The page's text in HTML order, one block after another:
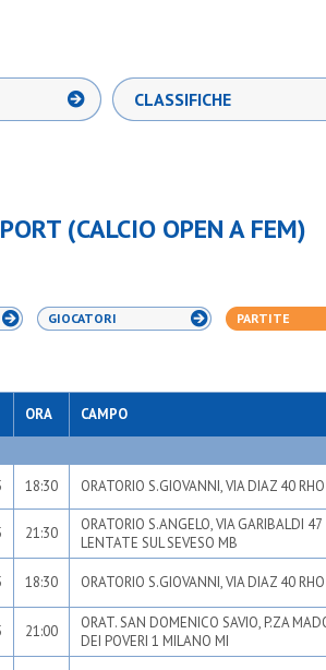
CLASSIFICHE
(CALCIO OPEN A FEM)
GIOCATORI PARTITE
ORA CAMPO
18:30 ORATORIO S.GIOVANNI, VIA DIAZ 40
21:30
ORATORIO S.ANGELO, VIA GARIBALDI 47
LENTATE SUL SEVESO MB
18:30 ORATORIO S.GIOVANNI, VIA DIAZ 40
21:00
ORAT. SAN DOMENICO SAVIO, P.ZA
DEI POVERI 1 MILANO MI